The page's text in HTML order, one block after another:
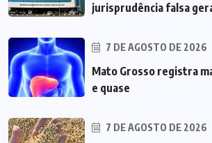
jurisprudência falsa
7 DE AGOSTO DE 2026
Mato Grosso registra
e quase
7 DE AGOSTO DE 2026